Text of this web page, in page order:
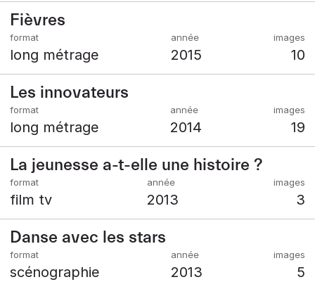
Fièvres
long métrage 2015 10
Les innovateurs
long métrage 2014 19
La jeunesse a-t-elle une histoire ?
film tv 2013 3
Danse avec les stars
scénographie 2013 5